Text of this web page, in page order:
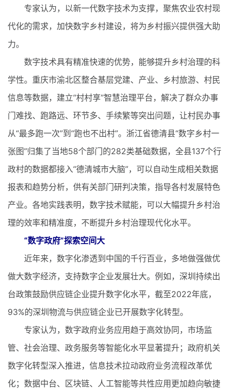
专家认为，以新一代数字技术为支撑，聚焦农业农村现
代化的需求，加快数字乡村建设，将为乡村振兴提供强大助
力。
数字技术具有精准快速的优势，能够提升乡村治理的科
学性。重庆市渝北区整合基层党建、产业、乡村旅游、村民
信息等数据，建立“村村享”智慧治理平台，解决了群众办事
门难找、跑路远、环节多、手续繁等突出问题，让村民办事
从“最多跑一次”到“跑也不出村”。浙江省德清县“数字乡村一
张图”归集了当地58个部门的282类基础数据，全县137个行
政村的数据都接入“德清城市大脑”，可以自动生成相关数据
报表和趋势分析，供有关部门研判决策，指导各村发展特色
产业。各地实践表明，数字技术赋能，可以大幅提升乡村治
理的效率和精准度，不断提升乡村治理现代化水平。
“数字政府”探索空间大
近年来，数字化渗透到中国的千行百业，多地做强做优
做大数字经济，支持数字企业发展壮大。例如，深圳持续出
台政策鼓励供应链企业提升数字化水平，截至2022年底，
93%的深圳物流与供应链企业已开展数字化转型。
专家认为，数字政府业务应用趋于高效协同，市场监
管、社会治理、政务服务等智能化水平显著提升；政府机关
数字化转型深入推进，信息技术拉动政府业务流程改革优
化；数据中台、区块链、人工智能等共性应用更加趋向敏捷